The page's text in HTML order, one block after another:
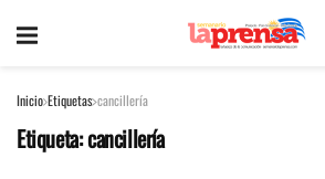
Inicio Etiquetas cancillería
Etiqueta:cancillería